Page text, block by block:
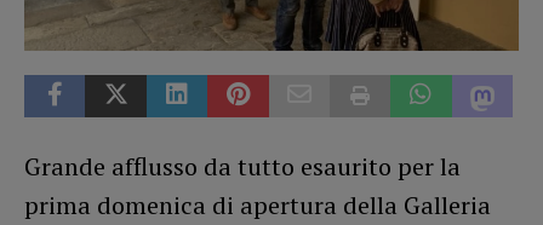
Grande afflusso da tutto esaurito per la
prima domenica di apertura della Galleria